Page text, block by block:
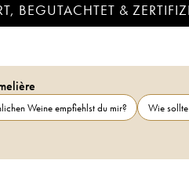
BEGUTACHTET &
Weine empfiehlst du mir? Wie